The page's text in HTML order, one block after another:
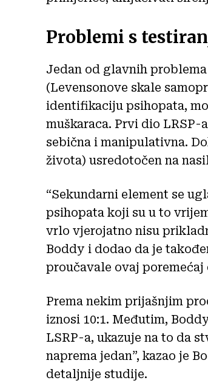
Problemi s
Jedan od glavnih
(Levensonove skale
identifikaciju psihopata,
muškaraca. Prvi dio
sebična i manipulativna.
života) usredotočen na
“Sekundarni element se
psihopata koji su u to
vrlo vjerojatno nisu
Boddy i dodao da je
proučavale ovaj poremećaj
Prema nekim prijašnjim
iznosi 10:1. Međutim,
LSRP-a, ukazuje na to da
naprema jedan”, kazao je
detaljnije studije.